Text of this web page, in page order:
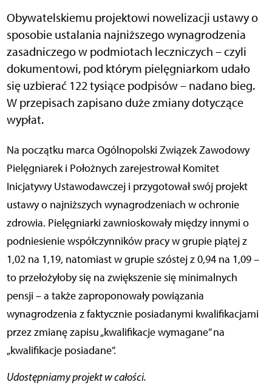
Obywatelskiemu projektowi nowelizacji ustawy o
sposobie ustalania najniższego wynagrodzenia
zasadniczego w podmiotach leczniczych – czyli
dokumentowi, pod którym pielęgniarkom udało
się uzbierać 122 tysiące podpisów – nadano bieg.
W przepisach zapisano duże zmiany dotyczące
wypłat.
Na początku marca Ogólnopolski Związek Zawodowy
Pielęgniarek i Położnych zarejestrował Komitet
Inicjatywy Ustawodawczej i przygotował swój projekt
ustawy o najniższych wynagrodzeniach w ochronie
zdrowia. Pielęgniarki zawnioskowały między innymi o
podniesienie współczynników pracy w grupie piątej z
1,02 na 1,19, natomiast w grupie szóstej z 0,94 na 1,09 –
to przełożyłoby się na zwiększenie się minimalnych
pensji – a także zaproponowały powiązania
wynagrodzenia z faktycznie posiadanymi kwalifikacjami
przez zmianę zapisu „kwalifikacje wymagane” na
„kwalifikacje posiadane”.
Udostępniamy projekt w całości.